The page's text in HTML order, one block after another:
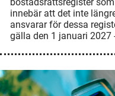
innebär att det inte
ansvarar för dessa
gälla den 1 januari 2027